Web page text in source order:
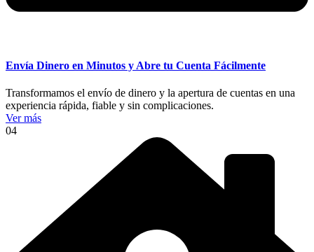
Envía Dinero en Minutos y Abre tu Cuenta Fácilmente
Transformamos el envío de dinero y la apertura de cuentas en una
experiencia rápida, fiable y sin complicaciones.
Ver más
04